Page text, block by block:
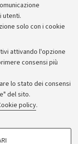
utenti.
solo con i cookie
attivando l'opzione
consensi più
lo stato dei consensi
del sito.
policy.